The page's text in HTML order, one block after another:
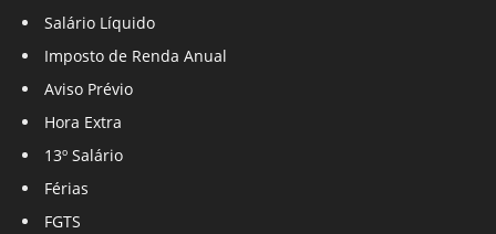
Salário Líquido
Imposto de Renda Anual
Aviso Prévio
Hora Extra
13º Salário
Férias
FGTS